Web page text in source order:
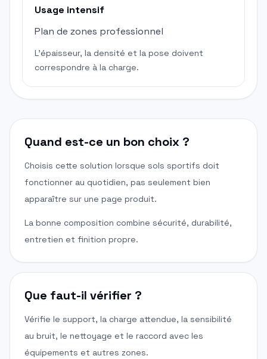
Usage intensif
Plan de zones professionnel
L'épaisseur, la densité et la pose doivent
correspondre à la charge.
Quand est-ce un bon choix ?
Choisis cette solution lorsque sols sportifs doit
fonctionner au quotidien, pas seulement bien
apparaître sur une page produit.
La bonne composition combine sécurité, durabilité,
entretien et finition propre.
Que faut-il vérifier ?
Vérifie le support, la charge attendue, la sensibilité
au bruit, le nettoyage et le raccord avec les
équipements et autres zones.